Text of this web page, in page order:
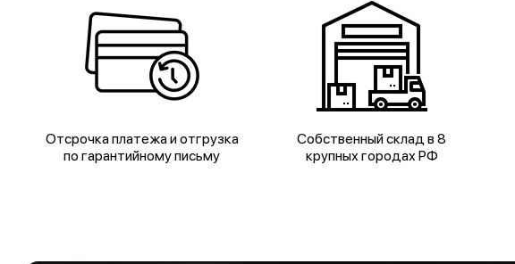
Отсрочка платежа и отгрузка
по гарантийному письму
Собственный склад в 8
крупных городах РФ